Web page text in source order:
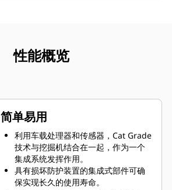
性能概览
简单易用
利用车载处理器和传感器，Cat Grade
技术与挖掘机结合在一起，作为一个
集成系统发挥作用。
具有损坏防护装置的集成式部件可确
保实现长久的使用寿命。